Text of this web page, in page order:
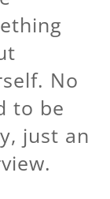
No
to be
just an